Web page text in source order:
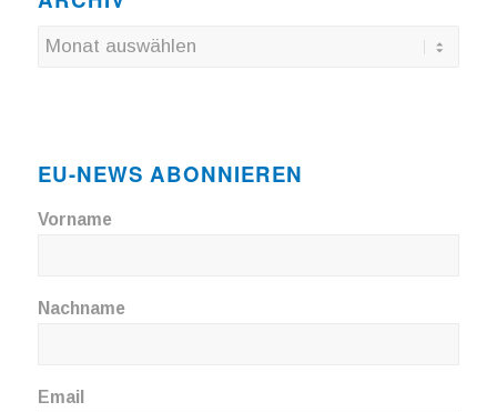
EU-NEWS ABONNIEREN
Vorname
Nachname
Email